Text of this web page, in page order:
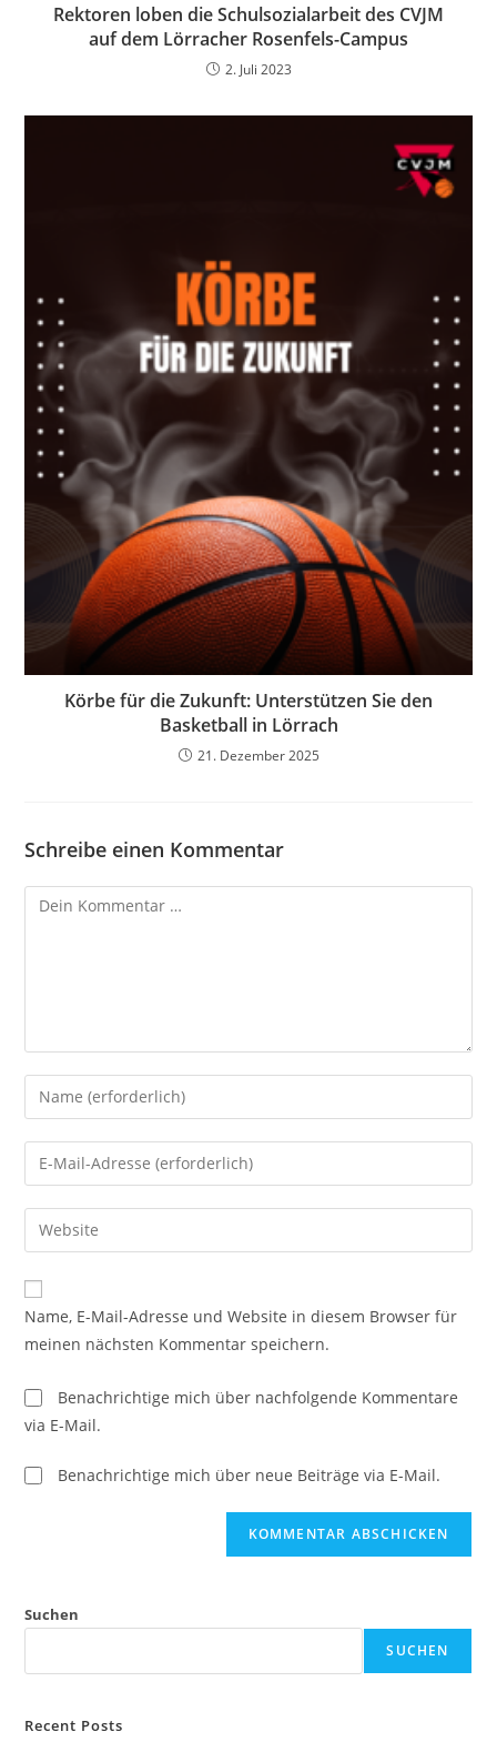
Rektoren loben die Schulsozialarbeit des CVJM
auf dem Lörracher Rosenfels-Campus
2. Juli 2023
Körbe für die Zukunft: Unterstützen Sie den
Basketball in Lörrach
21. Dezember 2025
Schreibe einen Kommentar
Name, E-Mail-Adresse und Website in diesem Browser für
meinen nächsten Kommentar speichern.
Benachrichtige mich über nachfolgende Kommentare
via E-Mail.
Benachrichtige mich über neue Beiträge via E-Mail.
Suchen
SUCHEN
Recent Posts